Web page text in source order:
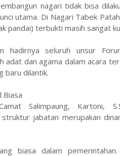
nagari tidak bisa
utama. Di Nagari Tabek
pandai) terbukti masih sangat
hadirnya seluruh unsur
adat dan agama dalam acara
baru dilantik.
Biasa
Salimpaung, Kartoni,
jabatan merupakan
biasa dalam